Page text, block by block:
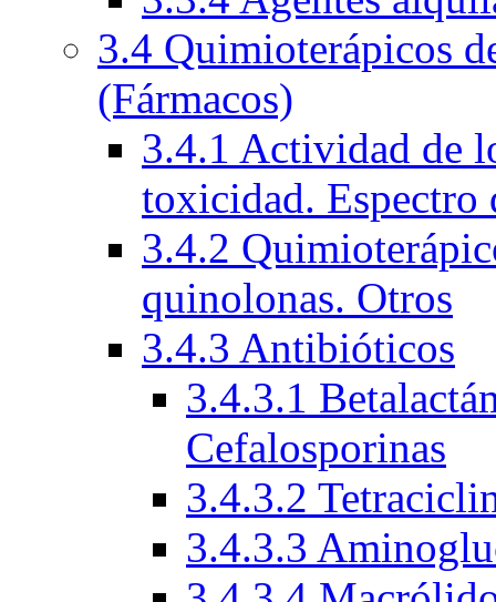
3.4 Quimioterápicos
(Fármacos)
3.4.1 Actividad de
toxicidad. Espectro
3.4.2
quinolonas. Otros
3.4.3 Antibióticos
3.4.3.1
Cefalosporinas
3.4.3.2
3.4.3.3